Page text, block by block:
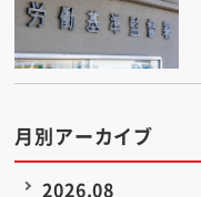
月別アーカイブ
2026.08